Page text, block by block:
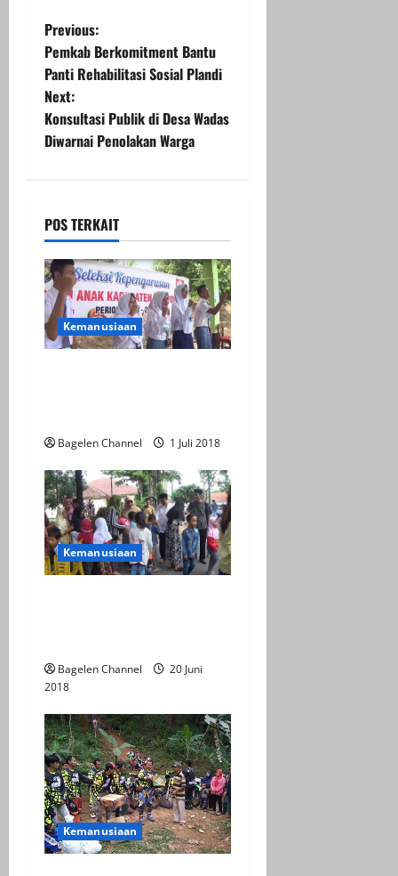
P
o
s
t
a
v
i
g
i
o
n
Previous:
Pemkab Berkomitment Bantu
Panti Rehabilitasi Sosial Plandi
Next:
Konsultasi Publik di Desa Wadas
Diwarnai Penolakan Warga
POS TERKAIT
Kemanusiaan
Bagelen Channel 1 Juli 2018
Kemanusiaan
Bagelen Channel
20 Juni
2018
Kemanusiaan